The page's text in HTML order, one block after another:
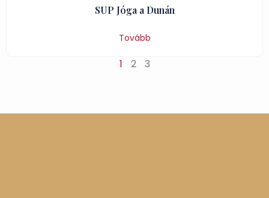
SUP Jóga a Dunán
Tovább
1 2 3